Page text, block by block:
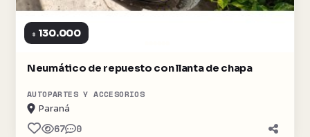
$ 130.000
Neumático de repuesto con llanta de chapa
AUTOPARTES Y ACCESORIOS
Paraná
67 0